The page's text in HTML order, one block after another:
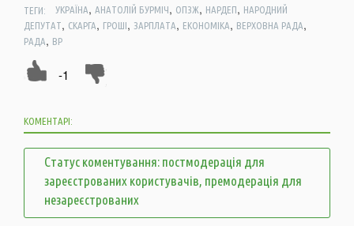
ТЕГИ: УКРАЇНА, АНАТОЛІЙ БУРМІЧ, ОПЗЖ, НАРДЕП, НАРОДНИЙ
ДЕПУТАТ, СКАРГА, ГРОШІ, ЗАРПЛАТА, ЕКОНОМІКА, ВЕРХОВНА РАДА,
РАДА, ВР
-1
КОМЕНТАРІ:
Статус коментування: постмодерація для
зареєстрованих користувачів, премодерація для
незареєстрованих